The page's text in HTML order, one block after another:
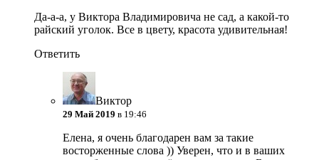
Да-а-а, у Виктора Владимировича не сад, а какой-то
райский уголок. Все в цвету, красота удивительная!
Ответить
Виктор
29 Май 2019 в 19:46
Елена, я очень благодарен вам за такие
восторженные слова )) Уверен, что и в ваших